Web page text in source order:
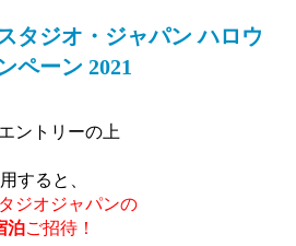
タジオ・ジャパン ハロウ
ペーン 2021
ントリーの上
すると、
ジオジャパンの
泊ご招待！